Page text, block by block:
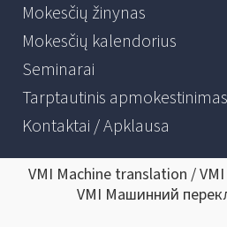
Mokesčių žinynas
Mokesčių kalendorius
Seminarai
Tarptautinis apmokestinimas
Kontaktai / Apklausa
VMI Machine translation /
VMI Машинний